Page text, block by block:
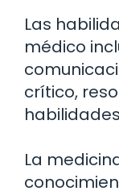
Las
médico
crítico,
La